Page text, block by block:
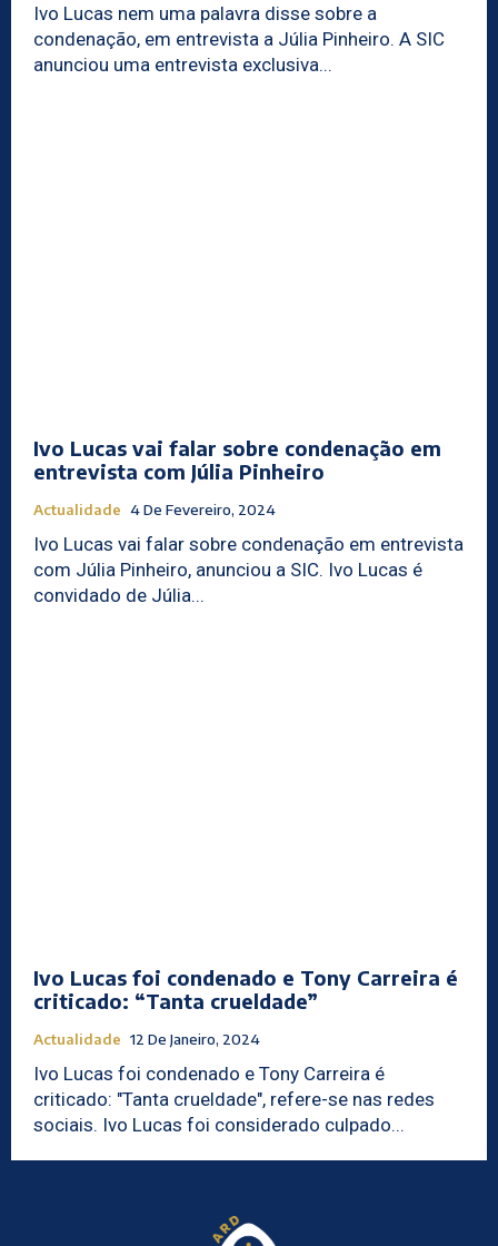
Ivo Lucas nem uma palavra disse sobre a
condenação, em entrevista a Júlia Pinheiro. A SIC
anunciou uma entrevista exclusiva...
Ivo Lucas vai falar sobre condenação em
entrevista com Júlia Pinheiro
Actualidade 4 De Fevereiro, 2024
Ivo Lucas vai falar sobre condenação em entrevista
com Júlia Pinheiro, anunciou a SIC. Ivo Lucas é
convidado de Júlia...
Ivo Lucas foi condenado e Tony Carreira é
criticado: “Tanta crueldade”
Actualidade 12 De Janeiro, 2024
Ivo Lucas foi condenado e Tony Carreira é
criticado: "Tanta crueldade", refere-se nas redes
sociais. Ivo Lucas foi considerado culpado...